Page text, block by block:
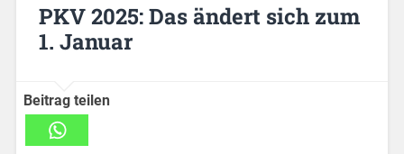
PKV 2025: Das ändert sich zum
1. Januar
Beitrag teilen